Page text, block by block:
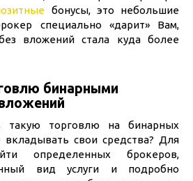
бонусы, это небольшие
специально «дарит» Вам,
вложений стала куда более
бинарными
торговлю на бинарных
свои средства? Для
определенных брокеров,
вид услуги и подробно